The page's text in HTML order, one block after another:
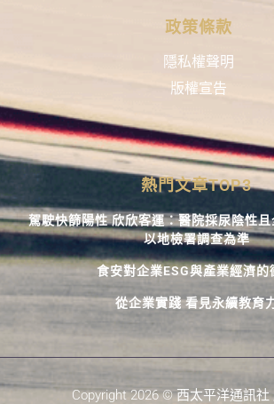
政策條款
隱私權聲明
版權宣告
熱門文章TOP3
駕駛快篩陽性 欣欣客運：醫院採尿陰性
以地檢署調查為準
食安對企業ESG與產業經濟的
從企業實踐 看見永續教育
Copyright 2026 © 西太平洋通訊社